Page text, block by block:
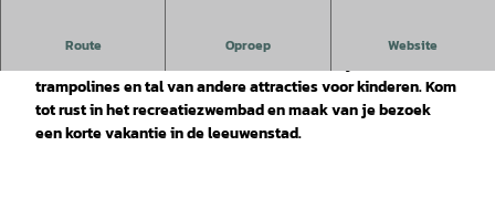
Route Oproep Website
Het gevarieerde recreatiebad voor gezinnen en rustzoekers
trampolines en tal van andere attracties voor kinderen. Kom
tot rust in het recreatiezwembad en maak van je bezoek
een korte vakantie in de leeuwenstad.